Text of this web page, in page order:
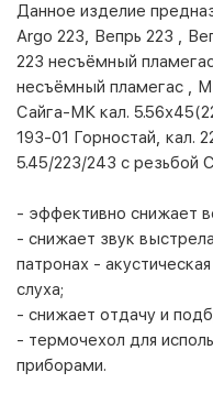
Данное изделие
Argo 223, Вепрь 223 ,
223 несъёмный
несъёмный пламегас ,
Сайга-МК кал.
193-01 Горностай, кал.
5.45/223/243 с резьбой
- эффективно снижает
- снижает звук
патронах -
слуха;
- снижает отдачу и
- термочехол для
приборами.